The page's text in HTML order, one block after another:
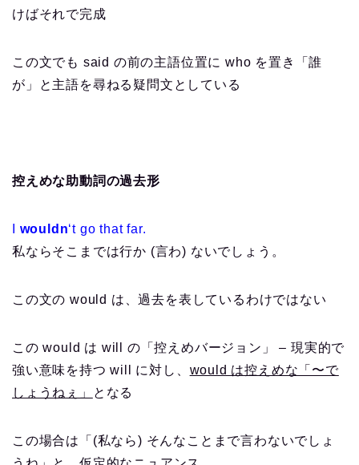
けばそれで完成
この文でも said の前の主語位置に who を置き「誰
が」と主語を尋ねる疑問文としている
控えめな助動詞の過去形
wouldn‘t go that far.
私ならそこまでは行か (言わ) ないでしょう。
この文の would は、過去を表しているわけではない
この would は will の「控えめバージョン」 – 現実的で
強い意味を持つ will に対し、 would は控えめな「〜で
しょうねぇ」
となる
この場合は「(私なら) そんなことまで言わないでしょ